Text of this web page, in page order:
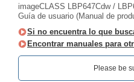
imageCLASS LBP647Cdw /
Guía de usuario (Manual de
Si no encuentra lo que
Encontrar manuales para
Please be